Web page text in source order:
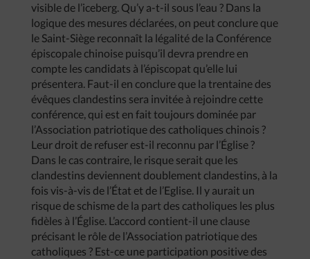
visible de l’iceberg. Qu’y a-t-il sous l’eau ? Dans la
logique des mesures déclarées, on peut conclure que
le Saint-Siège reconnaît la légalité de la Conférence
épiscopale chinoise puisqu’il devra prendre en
compte les candidats à l’épiscopat qu’elle lui
présentera. Faut-il en conclure que la trentaine des
évêques clandestins sera invitée à rejoindre cette
conférence, qui est en fait toujours dominée par
l’Association patriotique des catholiques chinois ?
Leur droit de refuser est-il reconnu par l’Église ?
Dans le cas contraire, le risque serait que les
clandestins deviennent doublement clandestins, à la
fois vis-à-vis de l’État et de l’Eglise. Il y aurait un
risque de schisme de la part des catholiques les plus
fidèles à l’Église. L’accord contient-il une clause
précisant le rôle de l’Association patriotique des
catholiques ? Est-ce une participation positive des